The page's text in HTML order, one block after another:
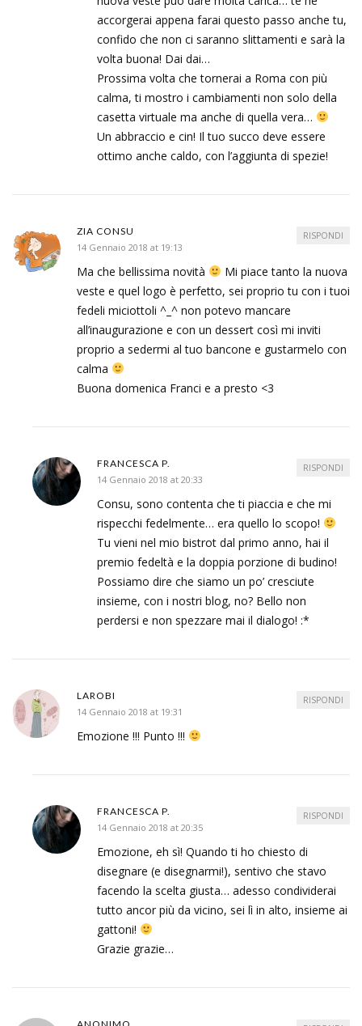
accorgerai appena farai questo passo anche tu,
confido che non ci saranno slittamenti e sarà la
volta buona! Dai dai…
Prossima volta che tornerai a Roma con più
calma, ti mostro i cambiamenti non solo della
casetta virtuale ma anche di quella vera…
Un abbraccio e cin! Il tuo succo deve essere
ottimo anche caldo, con l’aggiunta di spezie!
ZIA CONSU
14 Gennaio 2018 at 19:13
Ma che bellissima novità
Mi piace tanto la nuova
veste e quel logo è perfetto, sei proprio tu con i tuoi
fedeli miciottoli ^_^ non potevo mancare
all’inaugurazione e con un dessert così mi inviti
proprio a sedermi al tuo bancone e gustarmelo con
calma
Buona domenica Franci e a presto <3
RISPONDI
FRANCESCA P.
14 Gennaio 2018 at 20:33
Consu, sono contenta che ti piaccia e che mi
rispecchi fedelmente… era quello lo scopo!
Tu vieni nel mio bistrot dal primo anno, hai il
premio fedeltà e la doppia porzione di budino!
Possiamo dire che siamo un po’ cresciute
insieme, con i nostri blog, no? Bello non
perdersi e non spezzare mai il dialogo! :*
RISPONDI
LAROBI
14 Gennaio 2018 at 19:31
Emozione !!! Punto !!!
RISPONDI
FRANCESCA P.
14 Gennaio 2018 at 20:35
Emozione, eh sì! Quando ti ho chiesto di
disegnare (e disegnarmi!), sentivo che stavo
facendo la scelta giusta… adesso condividerai
tutto ancor più da vicino, sei lì in alto, insieme ai
gattoni!
Grazie grazie…
RISPONDI